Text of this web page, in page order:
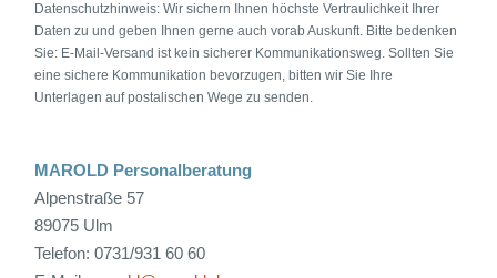
Datenschutzhinweis: Wir sichern Ihnen höchste Vertraulichkeit Ihrer
Daten zu und geben Ihnen gerne auch vorab Auskunft. Bitte bedenken
Sie: E-Mail-Versand ist kein sicherer Kommunikationsweg. Sollten Sie
eine sichere Kommunikation bevorzugen, bitten wir Sie Ihre
Unterlagen auf postalischen Wege zu senden.
MAROLD Personalberatung
Alpenstraße 57
89075 Ulm
Telefon: 0731/931 60 60